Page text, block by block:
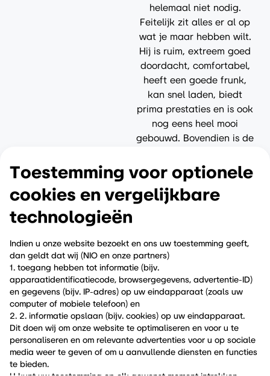
Toestemming voor optionele
cookies en vergelijkbare
technologieёn
Indien u onze website bezoekt en ons uw toestemming geeft,
dan geldt dat wij (NIO en onze partners)
1. toegang hebben tot informatie (bijv.
apparaatidentificatiecode, browsergegevens, advertentie-ID)
en gegevens (bijv. IP-adres) op uw eindapparaat (zoals uw
computer of mobiele telefoon) en
2. 2. informatie opslaan (bijv. cookies) op uw eindapparaat.
Dit doen wij om onze website te optimaliseren en voor u te
personaliseren en om relevante advertenties voor u op sociale
media weer te geven of om u aanvullende diensten en functies
te bieden.
helemaal niet nodig.
Feitelijk zit alles er al op
wat je maar hebben wilt.
Hij is ruim, extreem goed
doordacht, comfortabel,
heeft een goede frunk,
kan snel laden, biedt
prima prestaties en is ook
nog eens heel mooi
gebouwd. Bovendien is de
Software Defined Vehicle
(SDV). Dat houdt in dat
deze auto gedurende zijn
vergelijkbaar met de
oudste Tesla Model S’en.
Die hebben nog steeds de
nieuwste software aan
boord. Hetzelfde principe
geldt voor dezefirefly
naar AutoRai